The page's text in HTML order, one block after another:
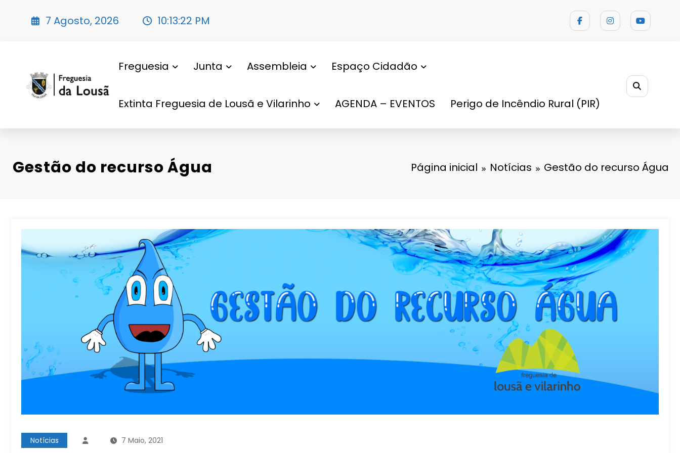
7 Agosto, 2026 10:13:24 PM
Freguesia Junta Assembleia Espaço Cidadão
Extinta Freguesia de Lousã e Vilarinho AGENDA – EVENTOS Perigo de Incêndio Rural (PIR)
Gestão do recurso Água Página inicial Notícias Gestão do recurso Água
Notícias 7 Maio, 2021